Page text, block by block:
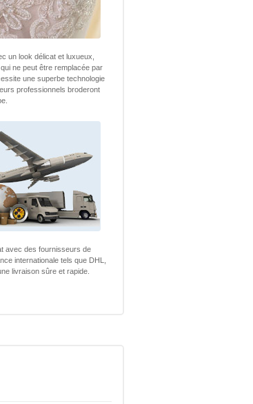
un look délicat et luxueux,
ne peut être remplacée par
une superbe technologie
professionnels broderont
avec des fournisseurs de
internationale tels que DHL,
livraison sûre et rapide.